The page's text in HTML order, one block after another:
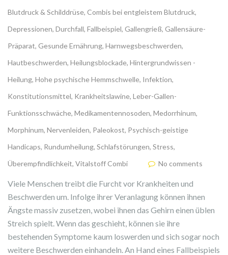
Blutdruck & Schilddrüse, Combis bei entgleistem Blutdruck,
Depressionen, Durchfall, Fallbeispiel, Gallengrieß, Gallensäure-
Präparat, Gesunde Ernährung, Harnwegsbeschwerden,
Hautbeschwerden, Heilungsblockade, Hintergrundwissen -
Heilung, Hohe psychische Hemmschwelle, Infektion,
Konstitutionsmittel, Krankheitslawine, Leber-Gallen-
Funktionsschwäche, Medikamentennosoden, Medorrhinum,
Morphinum, Nervenleiden, Paleokost, Psychisch-geistige
Handicaps, Rundumheilung, Schlafstörungen, Stress,
Überempfindlichkeit, Vitalstoff Combi No comments
Viele Menschen treibt die Furcht vor Krankheiten und
Beschwerden um. Infolge ihrer Veranlagung können ihnen
Ängste massiv zusetzen, wobei ihnen das Gehirn einen üblen
Streich spielt. Wenn das geschieht, können sie ihre
bestehenden Symptome kaum loswerden und sich sogar noch
weitere Beschwerden einhandeln. An Hand eines Fallbeispiels